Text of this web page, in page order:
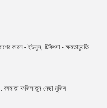
কারন - ইউনুস, চিকিৎসা - ক্ষমতাচ্যুতি
বঙ্গমাতা ফজিলাতুন নেছা মুজিব